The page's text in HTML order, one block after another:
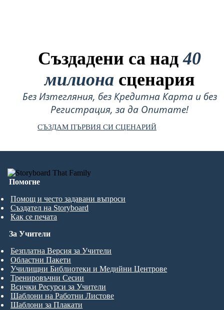
Създадени са над40
милиона сценария
Без Изтегляния, без Кредитна Карта и без
Регистрация, за да Опитате!
СЪЗДАМ ПЪРВИЯ СИ СЦЕНАРИЙ
Помогне
Помощ и често задавани въпроси
Създател на Storyboard
Как се печата
За Учители
Безплатна Версия за Учители
Областни Пакети
Училищни Библиотеки и Медийни Центрове
Тренировъчни Сесии
Всички Ресурси за Учители
Шаблони на Работни Листове
Шаблони за Плакати